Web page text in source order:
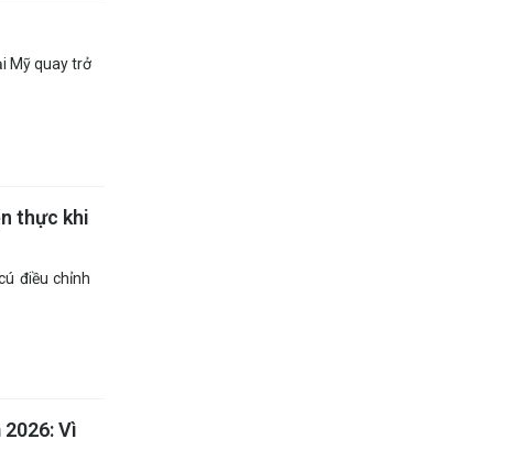
Mỹ quay trở
thực khi
điều chỉnh
Vì